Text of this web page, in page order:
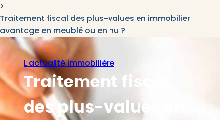
>
Traitement fiscal des plus-values en immobilier :
avantage en meublé ou en nu ?
L'actualité immobilière
Traitement fiscal
des plus-values en